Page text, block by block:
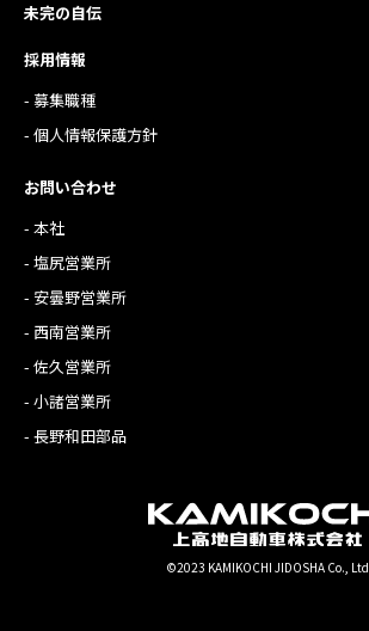
未完の自伝
採用情報
- 募集職種
- 個人情報保護方針
お問い合わせ
- 本社
- 塩尻営業所
- 安曇野営業所
- 西南営業所
- 佐久営業所
- 小諸営業所
- 長野和田部品
©2023 KAMIKOCHI JIDOSHA Co., Ltd